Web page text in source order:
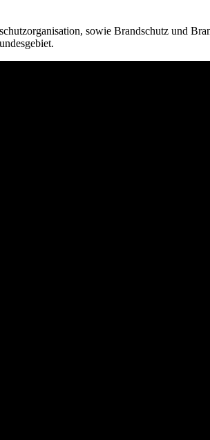
sowie Brandschutz und